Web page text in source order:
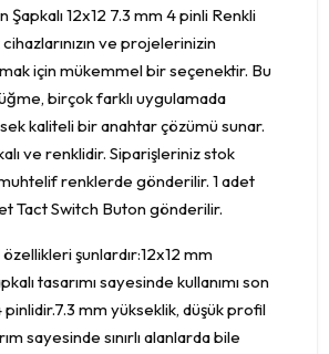
Şapkalı 12x12 7.3 mm 4 pinli Renkli
ve projelerinizin
için mükemmel bir seçenektir. Bu
birçok farklı uygulamada
kaliteli bir anahtar çözümü sunar.
ve renklidir. Siparişleriniz stok
renklerde gönderilir. 1 adet
Tact Switch Buton gönderilir.
şunlardır:12x12 mm
tasarımı sayesinde kullanımı son
mm yükseklik, düşük profil
sayesinde sınırlı alanlarda bile